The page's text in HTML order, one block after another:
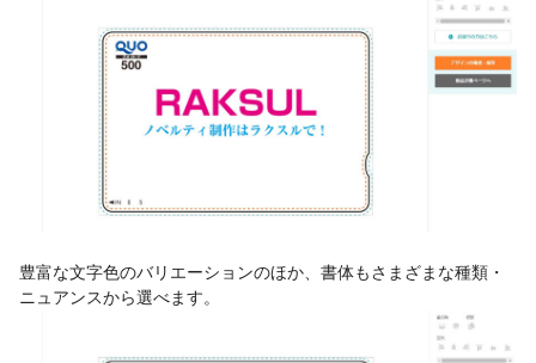
豊富な文字色のバリエーションのほか、書体もさまざまな種類・
ニュアンスから選べます。